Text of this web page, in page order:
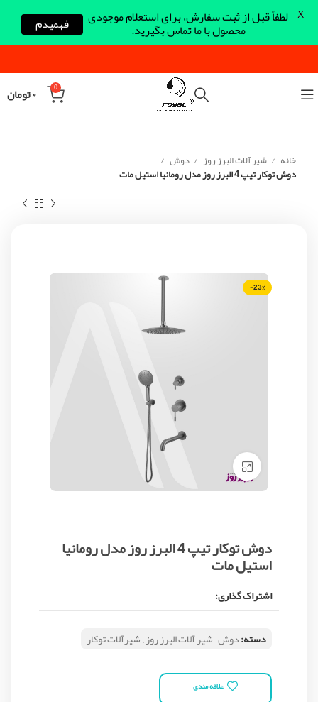
0 ۰تومان
خانه شیر آلات البرز روز دوش
دوش توکار تیپ 4 البرز روز مدل رومانیا استیل مات
-23%
دوش توکار تیپ 4 البرز روز مدل رومانیا
استیل مات
اشتراک گذاری:
دسته:دوش,شیر آلات البرز روز,شیرآلات توکار
علاقه مندی
لطفاً قبل از ثبت سفارش، برای استعلام موجودی
محصول با ما تماس بگیرید. فهمیدم X